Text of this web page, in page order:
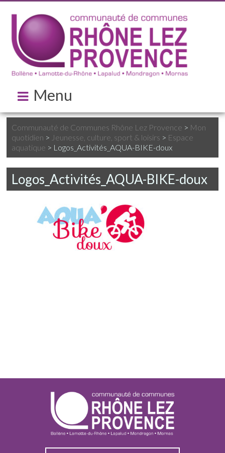
Menu
Communauté de Communes Rhône Lez Provence > Mon
quotidien > Jeunesse, culture, sport & loisirs > Espace
aquatique > Logos_Activités_AQUA-BIKE-doux
Logos_Activités_AQUA-BIKE-doux